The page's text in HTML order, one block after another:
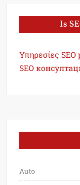
Is
Υπηρεσίες
SEO
Auto